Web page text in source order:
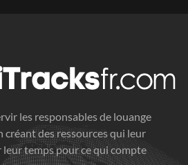
les responsables de louange
créant des ressources qui leur
temps pour ce qui compte